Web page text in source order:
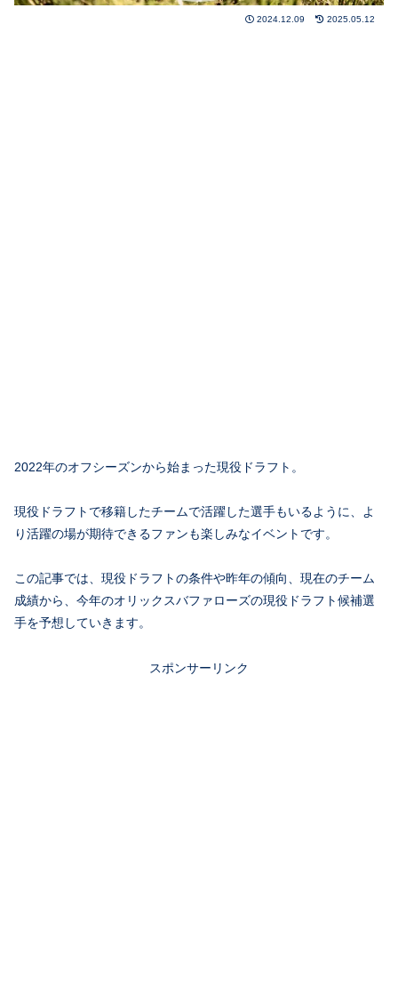
2024.12.09 2025.05.12
2022年のオフシーズンから始まった現役ドラフト。
現役ドラフトで移籍したチームで活躍した選手もいるように、よ
り活躍の場が期待できるファンも楽しみなイベントです。
この記事では、現役ドラフトの条件や昨年の傾向、現在のチーム
成績から、今年のオリックスバファローズの現役ドラフト候補選
手を予想していきます。
スポンサーリンク